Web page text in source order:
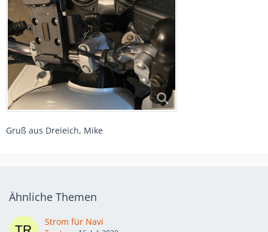
Gruß aus Dreieich, Mike
Ähnliche Themen
Strom für Navi